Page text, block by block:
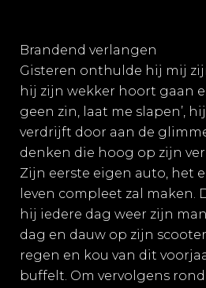
Brandend verlangen
Gisteren onthulde hij mij
hij zijn wekker hoort gaan
geen zin, laat me slapen’,
verdrijft door aan de
denken die hoog op zijn
Zijn eerste eigen auto, het
leven compleet zal maken.
hij iedere dag weer zijn
dag en dauw op zijn
regen en kou van dit
buffelt. Om vervolgens